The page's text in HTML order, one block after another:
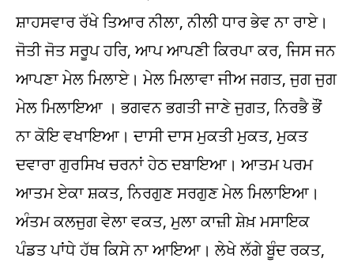
ਸ਼ਾਹਸਵਾਰ ਰੱਖੇ ਤਿਆਰ ਨੀਲਾ, ਨੀਲੀ ਧਾਰ ਭੇਵ ਨਾ ਰਾਏ।
ਜੋਤੀ ਜੋਤ ਸਰੂਪ ਹਰਿ, ਆਪ ਆਪਣੀ ਕਿਰਪਾ ਕਰ, ਜਿਸ ਜਨ
ਆਪਣਾ ਮੇਲ ਮਿਲਾਏ। ਮੇਲ ਮਿਲਾਵਾ ਜੀਅ ਜਗਤ, ਜੁਗ ਜੁਗ
ਮੇਲ ਮਿਲਾਇਆ । ਭਗਵਨ ਭਗਤੀ ਜਾਣੇ ਜੁਗਤ, ਨਿਰਭੈ ਭੌਂ
ਨਾ ਕੋਇ ਵਖਾਇਆ। ਦਾਸੀ ਦਾਸ ਮੁਕਤੀ ਮੁਕਤ, ਮੁਕਤ
ਦਵਾਰਾ ਗੁਰਸਿਖ ਚਰਨਾਂ ਹੇਠ ਦਬਾਇਆ। ਆਤਮ ਪਰਮ
ਆਤਮ ਏਕਾ ਸ਼ਕਤ, ਨਿਰਗੁਣ ਸਰਗੁਣ ਮੇਲ ਮਿਲਾਇਆ।
ਅੰਤਮ ਕਲਜੁਗ ਵੇਲਾ ਵਕਤ, ਮੁਲਾ ਕਾਜ਼ੀ ਸ਼ੇਖ਼ ਮਸਾਇਕ
ਪੰਡਤ ਪਾਂਧੇ ਹੱਥ ਕਿਸੇ ਨਾ ਆਇਆ। ਲੇਖੇ ਲੱਗੇ ਬੂੰਦ ਰਕਤ,